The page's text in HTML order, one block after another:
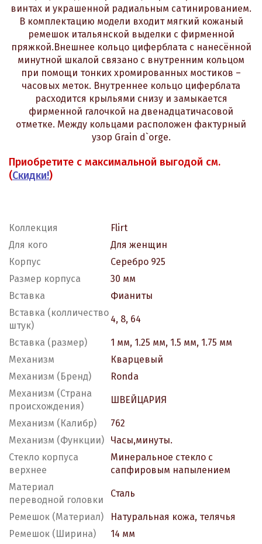
винтах и украшенной радиальным сатинированием.
В комплектацию модели входит мягкий кожаный
ремешок итальянской выделки с фирменной
пряжкой.Внешнее кольцо циферблата с нанесённой
минутной шкалой связано с внутренним кольцом
при помощи тонких хромированных мостиков –
часовых меток. Внутреннее кольцо циферблата
расходится крыльями снизу и замыкается
фирменной галочкой на двенадцатичасовой
отметке. Между кольцами расположен фактурный
узор Grain d`orge.
Приобретите с максимальной выгодой см.
(Скидки!)
Коллекция
Flirt
Для кого
Для женщин
Корпус
Серебро 925
Размер корпуса
30 мм
Вставка
Фианиты
Вставка (колличество
штук)
4, 8, 64
Вставка (размер)
1 мм, 1.25 мм, 1.5 мм, 1.75 мм
Механизм
Кварцевый
Механизм (Бренд)
Ronda
Механизм (Страна
происхождения)
ШВЕЙЦАРИЯ
Механизм (Калибр)
762
Механизм (Функции)
Часы,минуты.
Стекло корпуса
верхнее
Минеральное стекло с
сапфировым напылением
Материал
переводной головки
Сталь
Ремешок (Материал)
Натуральная кожа, телячья
Ремешок (Ширина)
14 мм